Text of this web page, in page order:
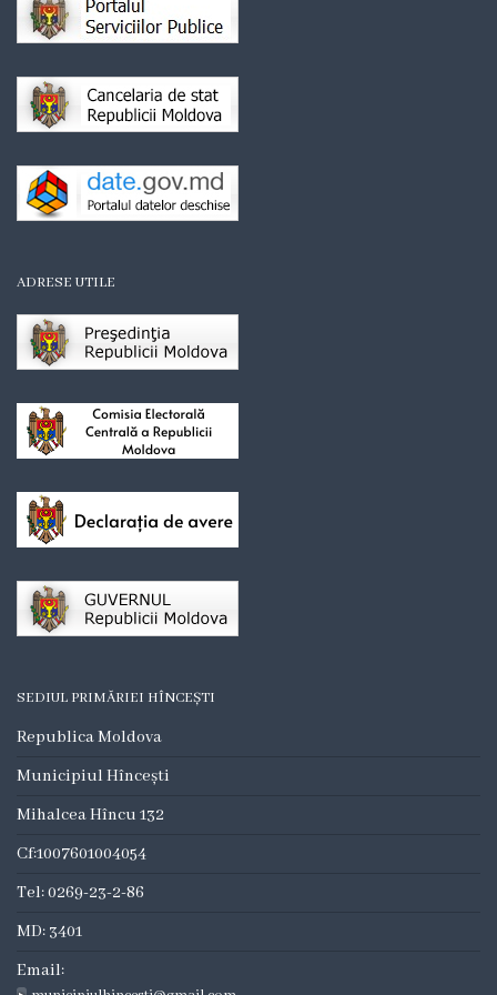
Transparență
Dispoziții
Achiziții
publice
Achiziții
valoare
Proceduri
Planificare
Anunț
de
intenție
privind
monitorizarea
contractelor
ADRESE UTILE
SEDIUL PRIMĂRIEI HÎNCEȘTI
Republica Moldova
Municipiul Hîncești
Mihalcea Hîncu 132
Cf:1007601004054
Tel: 0269-23-2-86
MD: 3401
Email: